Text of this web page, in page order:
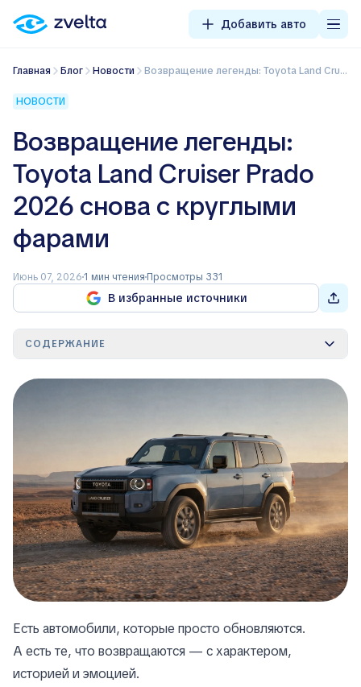
Добавить авто
Главная Блог Новости Возвращение легенды: Toyota Land Cruiser Prado 2026 снова с круглыми фарами
НОВОСТИ
Возвращение легенды:
Toyota Land Cruiser Prado
2026 снова с круглыми
фарами
Июнь 07, 20261 мин чтения Просмотры 331
В избранные источники
СОДЕРЖАНИЕ
Есть автомобили, которые просто обновляются.
А есть те, что возвращаются — с характером,
историей и эмоцией.